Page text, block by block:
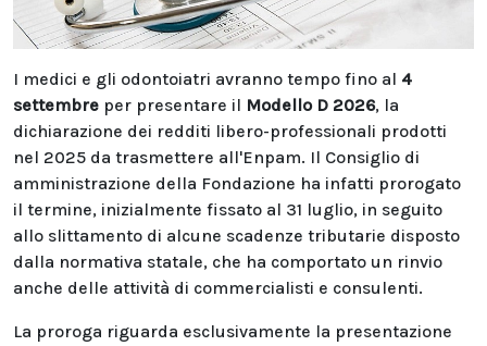
I medici e gli odontoiatri avranno tempo fino al 4
settembre per presentare il Modello D 2026, la
dichiarazione dei redditi libero-professionali prodotti
nel 2025 da trasmettere all'Enpam. Il Consiglio di
amministrazione della Fondazione ha infatti prorogato
il termine, inizialmente fissato al 31 luglio, in seguito
allo slittamento di alcune scadenze tributarie disposto
dalla normativa statale, che ha comportato un rinvio
anche delle attività di commercialisti e consulenti.
La proroga riguarda esclusivamente la presentazione